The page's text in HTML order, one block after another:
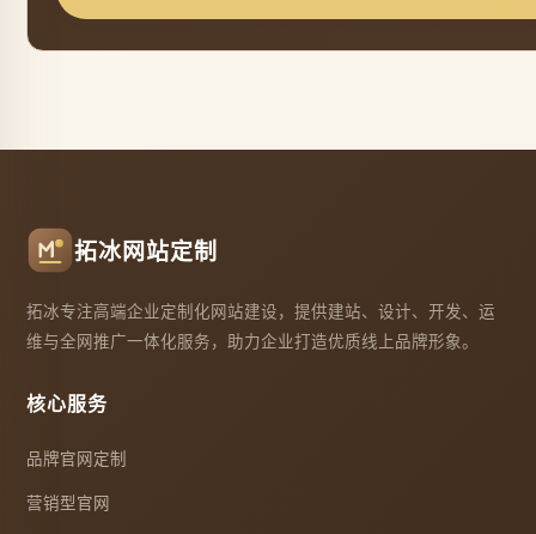
拓冰网站定制
拓冰专注高端企业定制化网站建设，提供建站、设计、开发、运
维与全网推广一体化服务，助力企业打造优质线上品牌形象。
核心服务
品牌官网定制
营销型官网